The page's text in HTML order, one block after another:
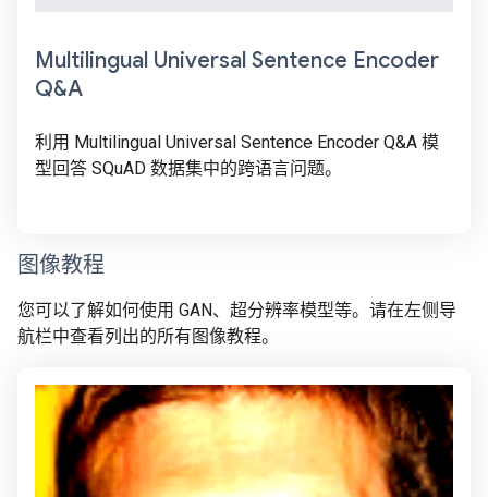
Multilingual Universal Sentence Encoder
Q&A
利用 Multilingual Universal Sentence Encoder Q&A 模
型回答 SQuAD 数据集中的跨语言问题。
图像教程
您可以了解如何使用 GAN、超分辨率模型等。请在左侧导
航栏中查看列出的所有图像教程。